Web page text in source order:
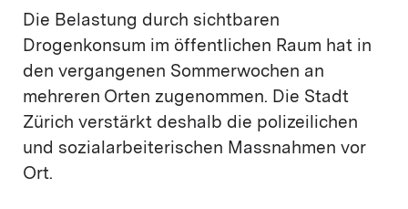
Die Belastung durch sichtbaren
Drogenkonsum im öffentlichen Raum hat in
den vergangenen Sommerwochen an
mehreren Orten zugenommen. Die Stadt
Zürich verstärkt deshalb die polizeilichen
und sozialarbeiterischen Massnahmen vor
Ort.